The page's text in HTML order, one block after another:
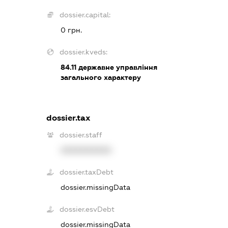
dossier.capital:
0 грн.
dossier.kveds:
84.11 державне управління
загального характеру
dossier.tax
dossier.staff
dossier.taxDebt
dossier.missingData
dossier.esvDebt
dossier.missingData